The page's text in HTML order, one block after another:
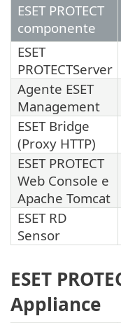
ESET PROTECT
componente
ESET
PROTECTServer
Agente ESET
Management
ESET Bridge
(Proxy HTTP)
ESET PROTECT
Web Console e
Apache Tomcat
ESET RD
Sensor
ESET
Appliance